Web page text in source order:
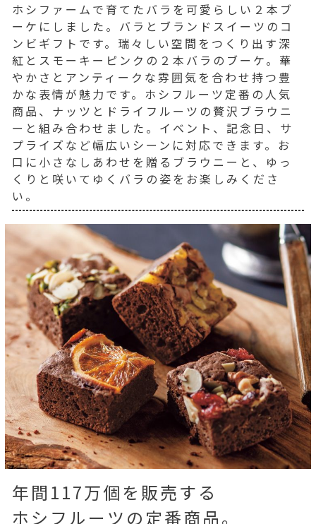
ホシファームで育てたバラを可愛らしい２本ブ
ーケにしました。バラとブランドスイーツのコ
ンビギフトです。瑞々しい空間をつくり出す深
紅とスモーキーピンクの２本バラのブーケ。華
やかさとアンティークな雰囲気を合わせ持つ豊
かな表情が魅力です。ホシフルーツ定番の人気
商品、ナッツとドライフルーツの贅沢ブラウニ
ーと組み合わせました。イベント、記念日、サ
プライズなど幅広いシーンに対応できます。お
口に小さなしあわせを贈るブラウニーと、ゆっ
くりと咲いてゆくバラの姿をお楽しみくださ
い。
年間117万個を販売する
ホシフルーツの定番商品。